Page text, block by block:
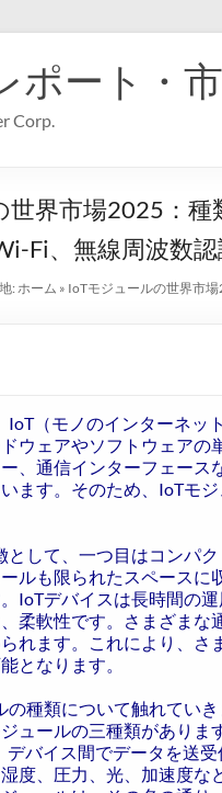
ポート・
Corp.
界市場2025：種
Fi、無線周波数
:ホーム » IoTモジュールの世界市
IoT（モノのインターネッ
ウェアやソフトウェア
、通信インターフェー
ます。そのため、IoTモ
として、一つ目はコンパ
ルも限られたスペース
IoTデバイスは長時間の
柔軟性です。さまざま
れます。これにより、
となります。
の種類について触れてい
ュールの三種類がありま
デバイス間でデータを送
度、圧力、光、加速度